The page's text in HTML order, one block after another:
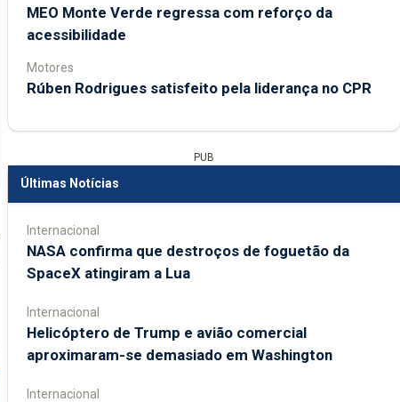
MEO Monte Verde regressa com reforço da
acessibilidade
Motores
Rúben Rodrigues satisfeito pela liderança no CPR
PUB
Últimas Notícias
Internacional
NASA confirma que destroços de foguetão da
SpaceX atingiram a Lua
Internacional
Helicóptero de Trump e avião comercial
aproximaram-se demasiado em Washington
Internacional